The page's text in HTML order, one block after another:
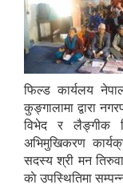
फिल्ड कार्यलय
कुङ्गालामा द्वारा
विभेद र लैङ्गीक
अभिमुखिकरण
सदस्य श्री मन
काे उपस्थितिमा